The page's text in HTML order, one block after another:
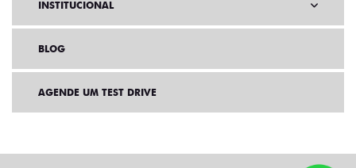
INSTITUCIONAL
BLOG
AGENDE UM TEST DRIVE